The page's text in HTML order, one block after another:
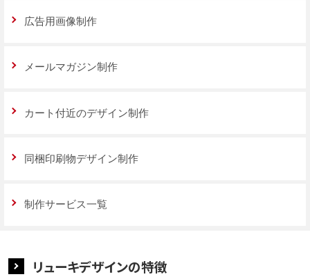
広告用画像制作
メールマガジン制作
カート付近のデザイン制作
同梱印刷物デザイン制作
制作サービス一覧
リューキデザインの特徴